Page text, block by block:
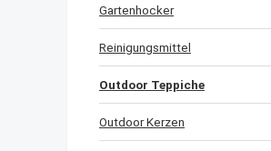
Gartenhocker
Reinigungsmittel
Outdoor Teppiche
Outdoor Kerzen